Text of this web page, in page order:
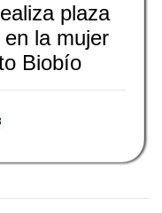
plaza
la mujer
Biobío